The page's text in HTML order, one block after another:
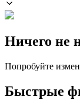
Ничего не
Попробуйте
Быстрые